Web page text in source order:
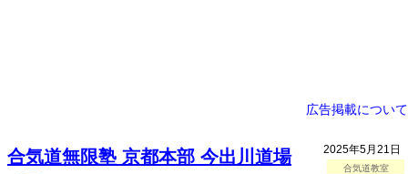
広告掲載について
2025年5月21日
合気道教室
合気道無限塾 京都本部 今出川道場